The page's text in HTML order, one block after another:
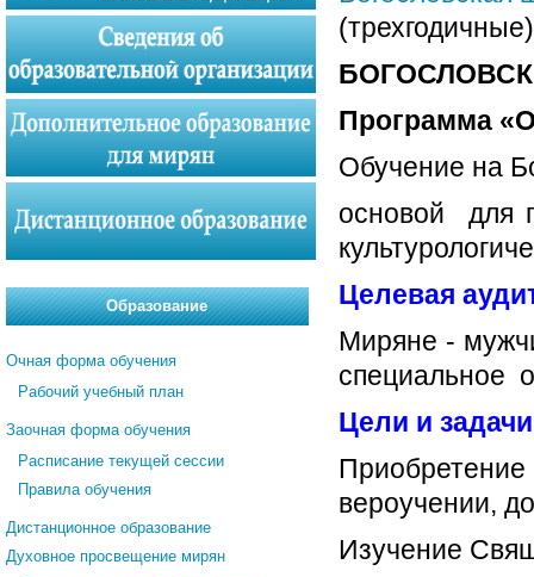
(трехгодичные)
Программа
Обучение на
основой для
Целевая
Миряне -
специальное
Цели и
вероучении,
Изучение
Образование
Очная форма обучения
Рабочий учебный план
Заочная форма обучения
Расписание текущей сессии
Правила обучения
Дистанционное образование
Духовное просвещение мирян